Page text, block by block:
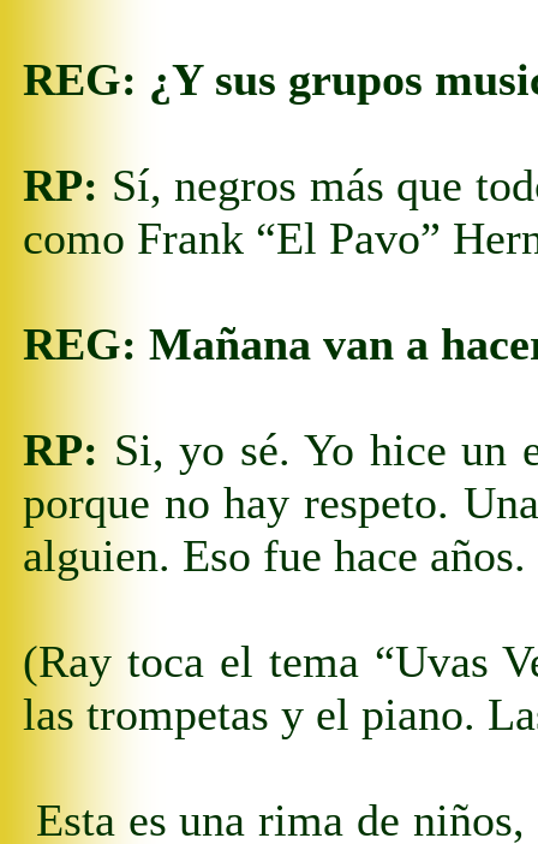
REG: ¿Y sus grupos
RP: Sí, negros más que
como Frank “El Pavo”
REG: Mañana van a
RP: Si, yo sé. Yo hice un
porque no hay respeto.
alguien. Eso fue hace años.
(Ray toca el tema “Uvas
las trompetas y el piano.
Esta es una rima de